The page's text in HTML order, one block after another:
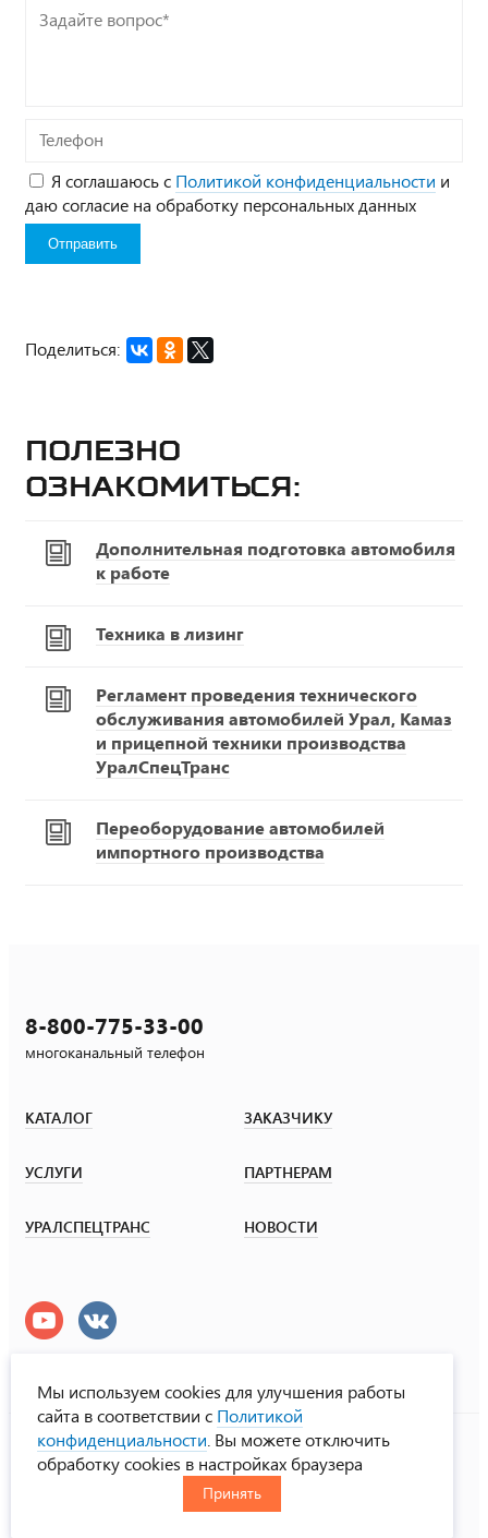
Задайте
вопрос*
Телефон
Я соглашаюсь с Политикой конфиденциальности и
даю согласие на обработку персональных данных
Поделиться:
Полезно
ознакомиться:
Дополнительная подготовка автомобиля
к работе
Техника в лизинг
Регламент проведения технического
обслуживания автомобилей Урал, Камаз
и прицепной техники производства
УралСпецТранс
Переоборудование автомобилей
импортного производства
8-800-775-33-00
многоканальный телефон
КАТАЛОГ ЗАКАЗЧИКУ
УСЛУГИ ПАРТНЕРАМ
УРАЛСПЕЦТРАНС НОВОСТИ
УралСпецТранс
© ООО «Урал СТ», 2000-2026
Политика конфиденциальности
CHN
Мы используем cookies для улучшения работы
сайта в соответствии с Политикой
конфиденциальности . Вы можете отключить
обработку cookies в настройках браузера
Принять